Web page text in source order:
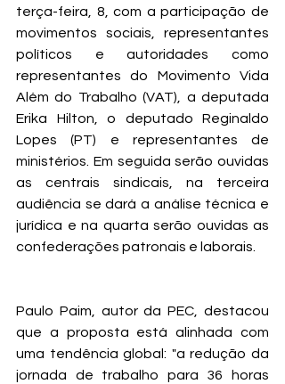
terça-feira, 8, com a participação de
movimentos sociais, representantes
políticos e autoridades como
representantes do Movimento Vida
Além do Trabalho (VAT), a deputada
Erika Hilton, o deputado Reginaldo
Lopes (PT) e representantes de
ministérios. Em seguida serão ouvidas
as centrais sindicais, na terceira
audiência se dará a análise técnica e
jurídica e na quarta serão ouvidas as
confederações patronais e laborais.
Paulo Paim, autor da PEC, destacou
que a proposta está alinhada com
uma tendência global: "a redução da
jornada de trabalho para 36 horas